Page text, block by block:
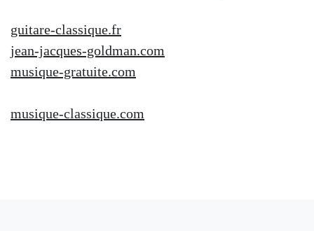
guitare-classique.fr
jean-jacques-goldman.com
musique-gratuite.com
musique-classique.com